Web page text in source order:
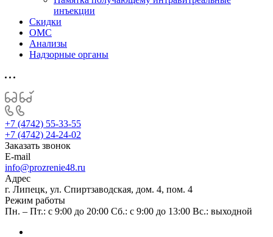
инъекции
Скидки
ОМС
Анализы
Надзорные органы
+7 (4742) 55-33-55
+7 (4742) 24-24-02
Заказать звонок
E-mail
info@prozrenie48.ru
Адрес
г. Липецк, ул. Спиртзаводская, дом. 4, пом. 4
Режим работы
Пн. – Пт.: с 9:00 до 20:00 Сб.: с 9:00 до 13:00 Вс.: выходной